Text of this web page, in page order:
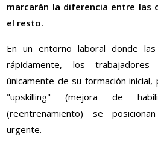
marcarán la diferencia entre las
el resto.
En un entorno laboral donde las
rápidamente, los
únicamente de su formación
"upskilling" (mejora de
(reentrenamiento) se
urgente.